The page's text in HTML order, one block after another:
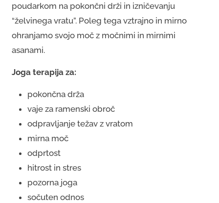
poudarkom na pokončni drži in izničevanju
“želvinega vratu”. Poleg tega vztrajno in mirno
ohranjamo svojo moč z močnimi in mirnimi
asanami.
Joga terapija za:
pokončna drža
vaje za ramenski obroč
odpravljanje težav z vratom
mirna moč
odprtost
hitrost in stres
pozorna joga
sočuten odnos